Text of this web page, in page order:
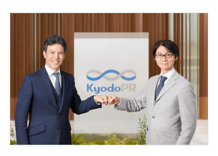
ビス（LINE）
広告プロモーションの製品
【クリニック向け】新規集患
Web広告サービス
【歯科業界向け】新規集患
Web広告パッケージ
【塾・個別塾業界向け】新規
集客Web広告パッケージ
サイトアクセス増加パッケー